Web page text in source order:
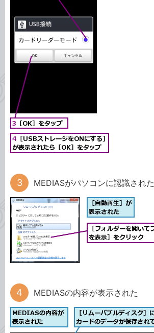
MEDIASがパソコンに認識された
MEDIASの内容が表示された